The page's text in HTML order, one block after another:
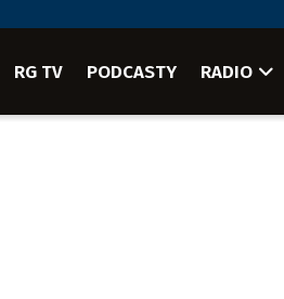
RG TV PODCASTY RADIO